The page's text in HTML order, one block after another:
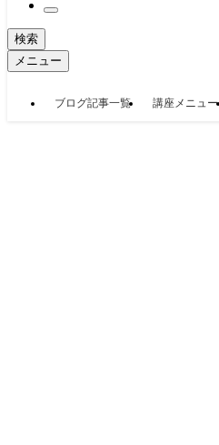
検索
メニュー
ブログ記事一覧 講座メニュー